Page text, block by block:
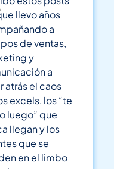
llevo años
a
de ventas,
y
a
atrás el caos
excels, los “te
luego” que
llegan y los
que se
en el limbo